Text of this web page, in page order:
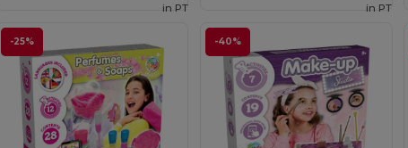
-25% -40%
in PT
in PT